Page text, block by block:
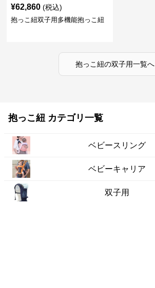
¥62,860 (税込)
抱っこ紐双子用多機能抱っこ紐
抱っこ紐の双子用一覧へ
抱っこ紐 カテゴリ一覧
ベビースリング
ベビーキャリア
双子用